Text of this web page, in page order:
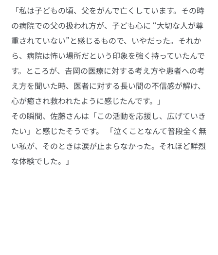
「私は子どもの頃、父をがんで亡くしています。その時
の病院での父の扱われ方が、子ども心に “大切な人が尊
重されていない”と感じるもので、いやだった。それか
ら、病院は怖い場所だという印象を強く持っていたんで
す。ところが、𠮷岡の医療に対する考え方や患者への考
え方を聞いた時、医者に対する長い間の不信感が解け、
心が癒され救われたように感じたんです。」
その瞬間、佐藤さんは「この活動を応援し、広げていき
たい」と感じたそうです。 「泣くことなんて普段全く無
い私が、そのときは涙が止まらなかった。それほど鮮烈
な体験でした。」